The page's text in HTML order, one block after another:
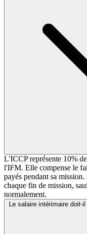
L'ICCP représente 10%
l'IFM. Elle compense le
payés pendant sa
chaque fin de mission,
normalement.
Le salaire intérimaire doit-